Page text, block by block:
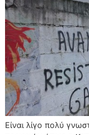
Είναι λίγο πολύ